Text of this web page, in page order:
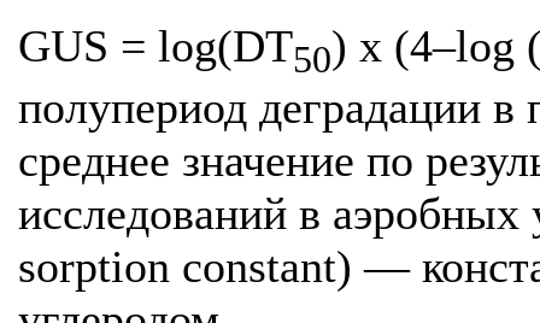
GUS = log(DT50) x (4–log
полупериод деградации в
среднее значение по
исследований в
sorption constant) —